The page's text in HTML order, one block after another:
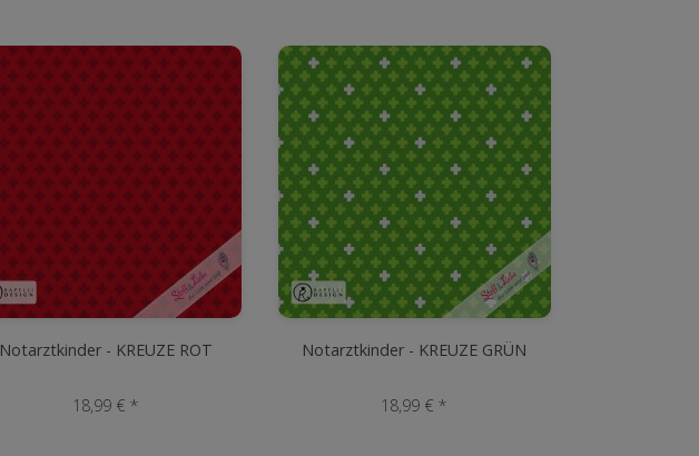
Notarztkinder - KREUZE ROT
18,99 € *
Notarztkinder - KREUZE GRÜN
18,99 € *